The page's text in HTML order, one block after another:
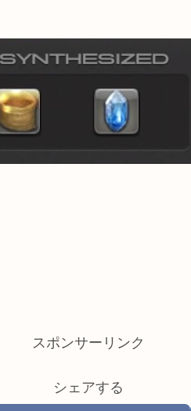
スポンサーリンク
シェアする